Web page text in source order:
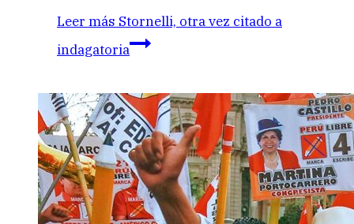
Leer más Stornelli, otra vez citado a
indagatoria